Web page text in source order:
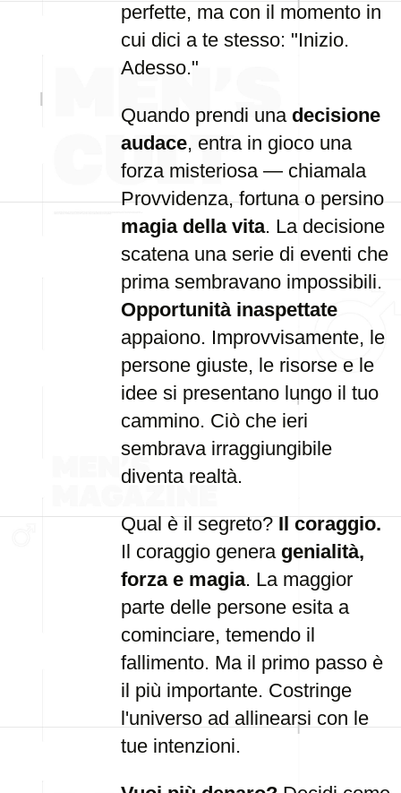
perfette, ma con il momento in
cui dici a te stesso: "Inizio.
Adesso."
Quando prendi una decisione
audace, entra in gioco una
forza misteriosa — chiamala
Provvidenza, fortuna o persino
magia della vita. La decisione
scatena una serie di eventi che
prima sembravano impossibili.
Opportunità inaspettate
appaiono. Improvvisamente, le
persone giuste, le risorse e le
idee si presentano lungo il tuo
cammino. Ciò che ieri
sembrava irraggiungibile
diventa realtà.
Qual è il segreto?Il coraggio.
Il coraggio genera genialità,
forza e magia. La maggior
parte delle persone esita a
cominciare, temendo il
fallimento. Ma il primo passo è
il più importante. Costringe
l'universo ad allinearsi con le
tue intenzioni.